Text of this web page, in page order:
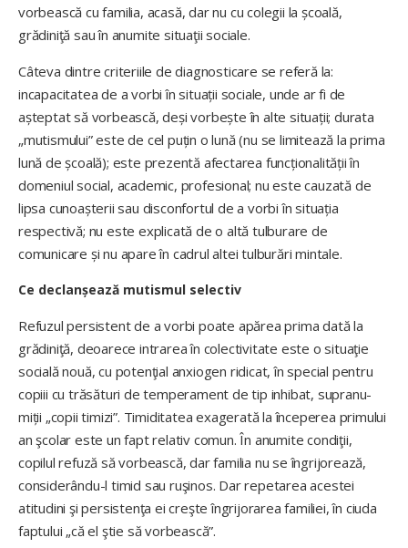
vorbească cu familia, acasă, dar nu cu colegii la școală,
grădiniţă sau în anumite situaţii sociale.
Câteva dintre criteriile de diagnosticare se referă la:
incapacitatea de a vorbi în situații sociale, unde ar fi de
așteptat să vorbească, deși vorbește în alte situații; durata
„mutismului” este de cel puțin o lună (nu se limitează la prima
lună de școală); este prezentă afectarea funcționalității în
domeniul social, academic, profesional; nu este cauzată de
lipsa cunoașterii sau disconfortul de a vorbi în situația
respectivă; nu este explicată de o altă tulburare de
comunicare și nu apare în cadrul altei tulburări mintale.
Ce declanșează mutismul selectiv
Refuzul persistent de a vorbi poate apărea prima dată la
grădiniţă, deoarece intrarea în colectivitate este o situaţie
socială nouă, cu potenţial anxiogen ridicat, în special pentru
copiii cu trăsături de temperament de tip inhibat, supra­nu­
miții „copii timizi”. Timiditatea exagerată la începerea primului
an şcolar este un fapt relativ comun. În anumite condiţii,
copilul refuză să vorbească, dar familia nu se îngrijorează,
considerându-l timid sau ruşinos. Dar repetarea acestei
atitudini şi persistenţa ei creşte îngrijorarea familiei, în ciuda
faptului „că el ştie să vorbească”.